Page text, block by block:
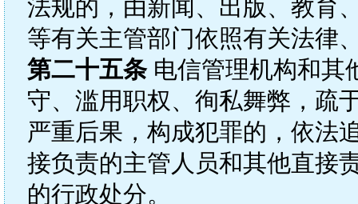
法规的，由新闻、出版、教育
等有关主管部门依照有关法律
第二十五条电信管理机构和其
守、滥用职权、徇私舞弊，疏
严重后果，构成犯罪的，依法
接负责的主管人员和其他直接
的行政处分。